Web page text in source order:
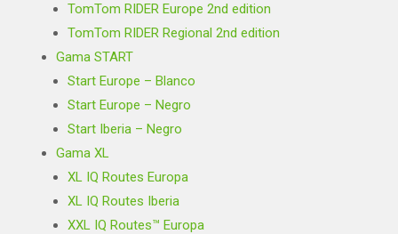
TomTom RIDER Europe 2nd edition
TomTom RIDER Regional 2nd edition
Gama START
Start Europe – Blanco
Start Europe – Negro
Start Iberia – Negro
Gama XL
XL IQ Routes Europa
XL IQ Routes Iberia
XXL IQ Routes™ Europa